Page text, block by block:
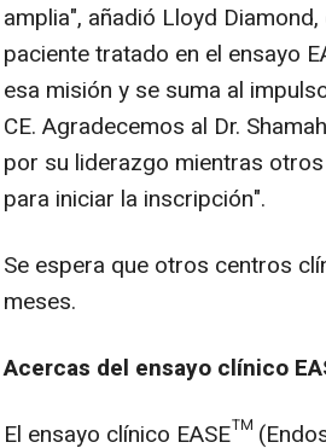
amplia", añadió Lloyd Diamond,
paciente tratado en el ensayo
esa misión y se suma al
CE. Agradecemos al Dr.
por su liderazgo mientras
para iniciar la inscripción".
Se espera que otros centros
meses.
Acercas del ensayo clínico
El ensayo clínico EASE™